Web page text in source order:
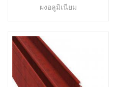
ผงอลูมิเนียม